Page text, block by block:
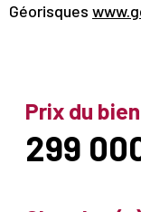
Géorisques
Prix du bien
299